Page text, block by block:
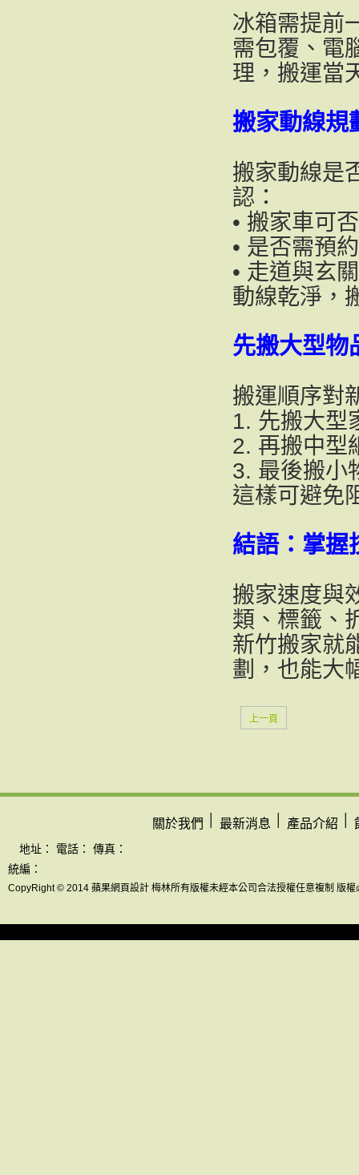
冰箱需提前
需包覆、電
理，搬運當
搬家動線規
搬家動線是
認：
• 搬家車可
• 是否需預
• 走道與玄
動線乾淨，
先搬大型物
搬運順序對
1. 先搬大型
2. 再搬中型
3. 最後搬小
這樣可避免
結語：掌握
搬家速度與
類、標籤、
新竹搬家就
劃，也能大
上一頁
關於我們 最新消息 產品介紹
地址： 電話： 傳真：
統編：
CopyRight © 2014 蘋果網頁設計 梅林所有版權未經本公司合法授權任意複制 版權